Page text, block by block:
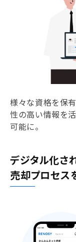
様々な資格を保
性の高い情報を
可能に。
デジタル化さ
売却プロセス